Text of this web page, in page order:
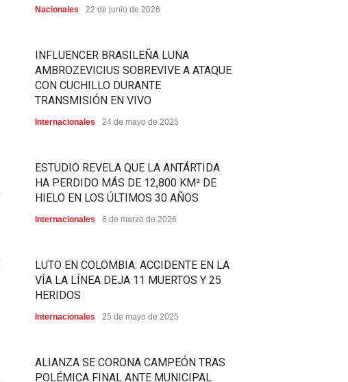
Nacionales 22 de junio de 2026
INFLUENCER BRASILEÑA LUNA
AMBROZEVICIUS SOBREVIVE A ATAQUE
CON CUCHILLO DURANTE
TRANSMISIÓN EN VIVO
Internacionales 24 de mayo de 2025
ESTUDIO REVELA QUE LA ANTÁRTIDA
HA PERDIDO MÁS DE 12,800 KM² DE
HIELO EN LOS ÚLTIMOS 30 AÑOS
Internacionales 6 de marzo de 2026
LUTO EN COLOMBIA: ACCIDENTE EN LA
VÍA LA LÍNEA DEJA 11 MUERTOS Y 25
HERIDOS
Internacionales 25 de mayo de 2025
ALIANZA SE CORONA CAMPEÓN TRAS
POLÉMICA FINAL ANTE MUNICIPAL